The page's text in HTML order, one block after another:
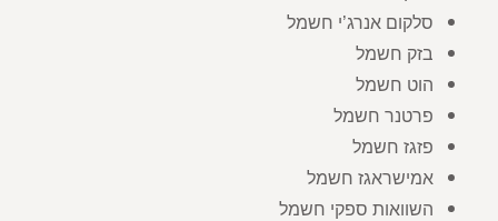
סלקום אנרג’י חשמל
בזק חשמל
הוט חשמל
פרטנר חשמל
פזגז חשמל
אמישראגז חשמל
השוואות ספקי חשמל